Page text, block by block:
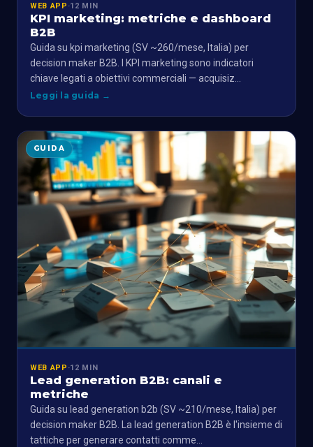
WEB APP ·12 MIN
KPI marketing: metriche e dashboard
B2B
Guida su kpi marketing (SV ~260/mese, Italia) per
decision maker B2B. I KPI marketing sono indicatori
chiave legati a obiettivi commerciali — acquisiz…
Leggi la guida →
GUIDA
WEB APP ·12 MIN
Lead generation B2B: canali e
metriche
Guida su lead generation b2b (SV ~210/mese, Italia) per
decision maker B2B. La lead generation B2B è l'insieme di
tattiche per generare contatti comme…